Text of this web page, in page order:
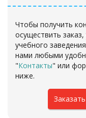
Чтобы получить
осуществить
учебного
нами любыми
"Контакты" или
ниже.